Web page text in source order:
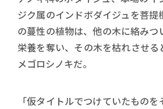
ジク属のインドボダイジュを菩提
の蔓性の植物は、他の木に絡みつ
栄養を奪い、その木を枯れさせる
メゴロシノキだ。
「仮タイトルでつけていたもの